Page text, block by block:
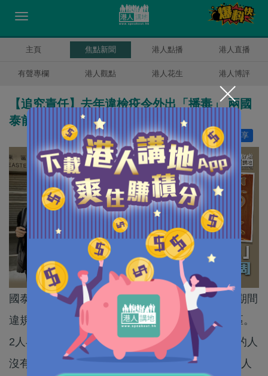
主頁 焦點新聞 港人點播 港人直播
有聲專欄 港人觀點 港人花生 港人博評
【追究責任】去年違檢疫令外出「播毒」 兩國
泰前機組人員判囚8周
分享
讚好 6
國泰航空兩名前機組人員去年12月涉嫌在港隔離期間
違規聚餐及外出，導致Omicron變異病毒帶入社區。
2人早前否認3項「作為一個須遵照醫學監察規定的人
沒有遵照衞生主任所指明的條件」罪受審，早前2人